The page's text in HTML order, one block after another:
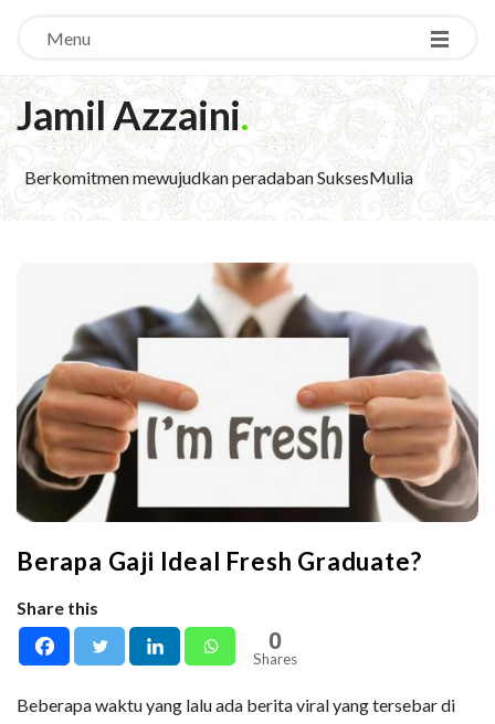
Menu
Jamil Azzaini.
Berkomitmen mewujudkan peradaban SuksesMulia
Berapa Gaji Ideal Fresh Graduate?
Share this
0
Shares
Beberapa waktu yang lalu ada berita viral yang tersebar di